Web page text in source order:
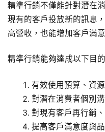
精準行銷不僅能針對潛在
現有的客戶投放新的訊息
高營收，也能增加客戶滿
精準行銷能夠達成以下目的
有效使用預算、資
對潛在消費者個別
對現有客戶再行銷
提高客戶滿意度與